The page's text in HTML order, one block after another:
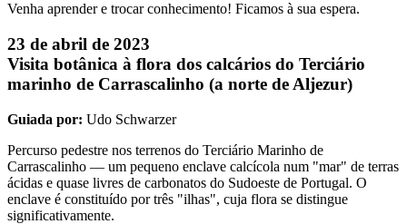
Venha aprender e trocar conhecimento! Ficamos à sua espera.
23 de abril de 2023
Visita botânica à flora dos calcários do Terciário
marinho de Carrascalinho (a norte de Aljezur)
Guiada por: Udo Schwarzer
Percurso pedestre nos terrenos do Terciário Marinho de
Carrascalinho — um pequeno enclave calcícola num "mar" de terras
ácidas e quase livres de carbonatos do Sudoeste de Portugal. O
enclave é constituído por três "ilhas", cuja flora se distingue
significativamente.